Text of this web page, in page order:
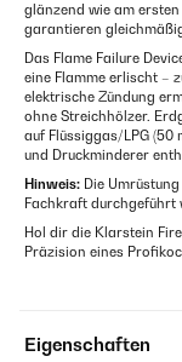
glänzend wie am
garantieren
Das Flame Failure
eine Flamme erlischt –
elektrische Zündung
ohne Streichhölzer.
auf Flüssiggas/LPG (50
und Druckminderer
Hinweis: Die
Fachkraft durchgeführt
Hol dir die Klarstein
Präzision eines
Eigenschaften